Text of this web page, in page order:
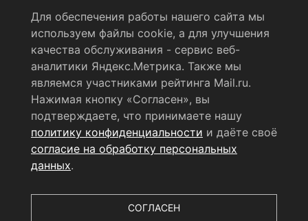
Политика конфиденциальности
Согласие на обработку персональных данных
RSS-лента
© 2004 - 2026 Сетевое издание Щёлковское ТВ.
Свидетельство о регистрации СМИ
ЭЛ № ФС 77 - 79754 от 07.12.2020 г.
технологий и массовых коммуникаций (РОСКОМНАДЗОР).
Для обеспечения работы нашего сайта мы
используем файлы cookie, а для улучшения
качества обслуживания - сервис веб-
аналитики Яндекс.Метрика. Также мы
являемся участниками рейтинга Mail.ru.
Нажимая кнопку «Согласен», вы
подтверждаете, что принимаете нашу
политику конфиденциальности и даёте своё
согласие на обработку персональных
данных.
СОГЛАСЕН